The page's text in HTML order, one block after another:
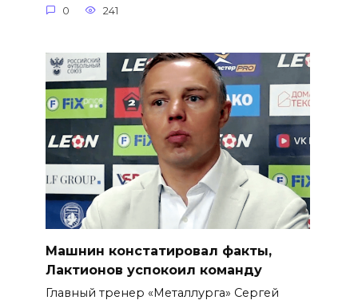
0 241
Машнин констатировал факты,
Лактионов успокоил команду
Главный тренер «Металлурга» Сергей